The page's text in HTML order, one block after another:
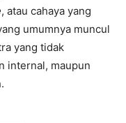
, atau cahaya yang
umumnya muncul
yang tidak
internal, maupun